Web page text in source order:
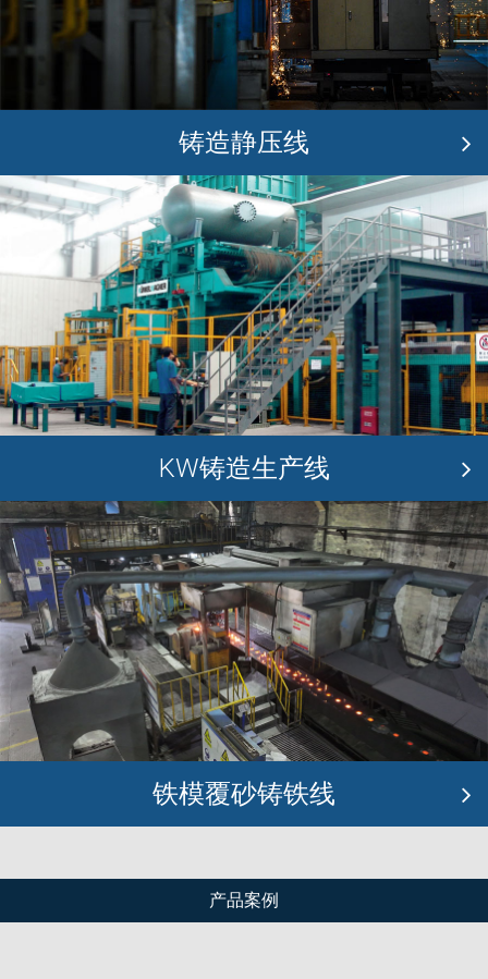
铸造静压线
KW铸造生产线
铁模覆砂铸铁线
产品案例